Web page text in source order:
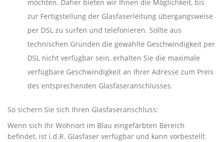
möchten. Daher bieten wir Ihnen die Möglichkeit, bis
zur Fertigstellung der Glasfaserleitung übergangsweise
per DSL zu surfen und telefonieren. Sollte aus
technischen Gründen die gewählte Geschwindigkeit per
DSL nicht verfügbar sein, erhalten Sie die maximale
verfügbare Geschwindigkeit an Ihrer Adresse zum Preis
des entsprechenden Glasfaseranschlusses.
So sichern Sie sich Ihren Glasfaseranschluss:
Wenn sich Ihr Wohnort im Blau eingefärbten Bereich
befindet, ist i.d.R. Glasfaser verfügbar und kann vorbestellt